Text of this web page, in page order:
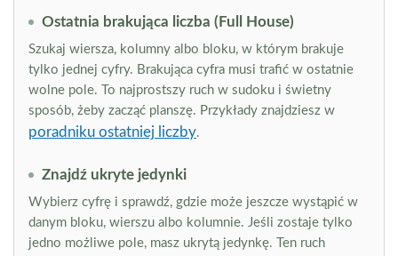
Ostatnia brakująca liczba (Full House)
Szukaj wiersza, kolumny albo bloku, w którym brakuje
tylko jednej cyfry. Brakująca cyfra musi trafić w ostatnie
wolne pole. To najprostszy ruch w sudoku i świetny
sposób, żeby zacząć planszę. Przykłady znajdziesz w
poradniku ostatniej liczby.
Znajdź ukryte jedynki
Wybierz cyfrę i sprawdź, gdzie może jeszcze wystąpić w
danym bloku, wierszu albo kolumnie. Jeśli zostaje tylko
jedno możliwe pole, masz ukrytą jedynkę. Ten ruch